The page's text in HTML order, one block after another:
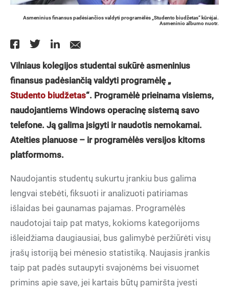
Asmeninius finansus padėsiančios valdyti programėlės „Studento biudžetas“ kūrėjai.
Asmeninio albumo nuotr.
Vilniaus kolegijos studentai sukūrė asmeninius
finansus padėsiančią valdyti programėlę „
Studento biudžetas“. Programėlė prieinama visiems,
naudojantiems Windows operacinę sistemą savo
telefone. Ją galima įsigyti ir naudotis nemokamai.
Ateities planuose – ir programėlės versijos kitoms
platformoms.
lengvai stebėti, fiksuoti ir analizuoti patiriamas
išlaidas bei gaunamas pajamas. Programėlės
naudotojai taip pat matys, kokioms kategorijoms
išleidžiama daugiausiai, bus galimybė peržiūrėti visų
įrašų istoriją bei mėnesio statistiką. Naujasis įrankis
taip pat padės sutaupyti svajonėms bei visuomet
primins apie save, jei kartais būtų pamiršta įvesti